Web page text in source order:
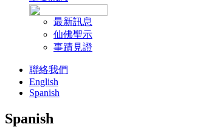
最新訊息
仙佛聖示
事蹟見證
聯絡我們
English
Spanish
Spanish